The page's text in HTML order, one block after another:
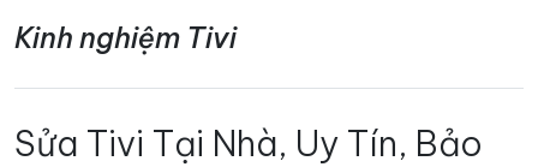
Kinh nghiệm Tivi
Sửa Tivi Tại Nhà, Uy Tín, Bảo